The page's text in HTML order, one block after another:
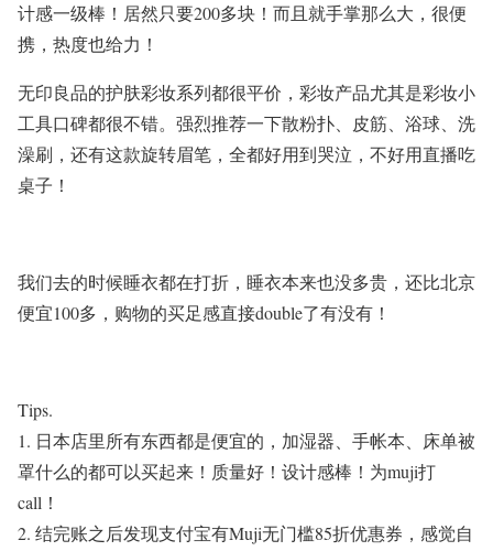
计感一级棒！居然只要200多块！而且就手掌那么大，很便
携，热度也给力！
无印良品的护肤彩妆系列都很平价，彩妆产品尤其是彩妆小
工具口碑都很不错。强烈推荐一下散粉扑、皮筋、浴球、洗
澡刷，还有这款旋转眉笔，全都好用到哭泣，不好用直播吃
桌子！
我们去的时候睡衣都在打折，睡衣本来也没多贵，还比北京
便宜100多，购物的买足感直接double了有没有！
Tips.
1. 日本店里所有东西都是便宜的，加湿器、手帐本、床单被
罩什么的都可以买起来！质量好！设计感棒！为muji打
call ！
2. 结完账之后发现支付宝有Muji无门槛85折优惠券，感觉自